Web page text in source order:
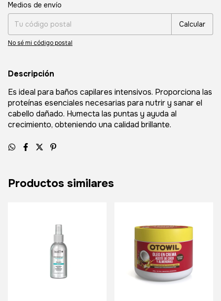
Entregas para el CP:
Medios de envío
Calcular
No sé mi código postal
Descripción
Es ideal para baños capilares intensivos. Proporciona las
proteínas esenciales necesarias para nutrir y sanar el
cabello dañado. Humecta las puntas y ayuda al
crecimiento, obteniendo una calidad brillante.
Productos similares